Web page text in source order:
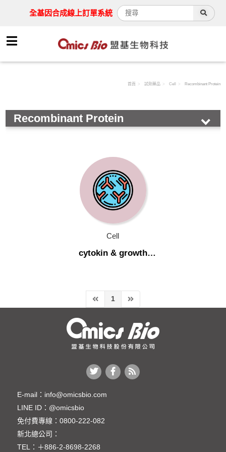
全基因合成線上訂單系統
首頁 試劑藥品 Cell Recombinant Protein
Recombinant Protein
HOT!
Immunohistochemistry( 免疫組織化學染色)
Cell Staining (細胞染色)
Cellular Function & Viability Assay
Transfection
cytokin & growth factor
Cell culture medium
Cell line (穩定細胞株)
Cell Culture Product (細胞培養相關產品)
Cell
cytokin & growth
1
E-mail： info@omicsbio.com
LINE ID： @omicsbio
免付費專線： 0800-222-082
新北總公司：
TEL： ＋886-2-8698-2268